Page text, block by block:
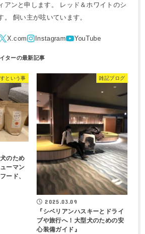
アンと申します。 レッド＆ホワイトのシ
。 飼い主が呟いています。
という事
のため
ーマン
ード、
雑記ブログ
2025.03.09
『シベリアンハスキーとドライ
ブや旅行へ！大型犬のための安
心装備ガイド』